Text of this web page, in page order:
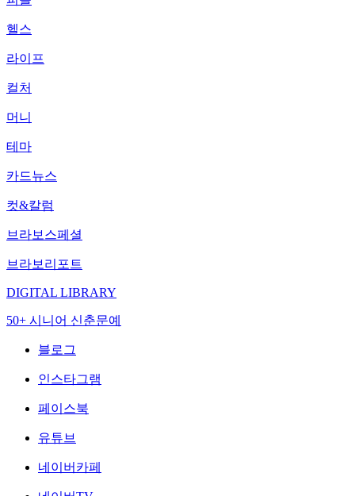
헬스
라이프
컬처
머니
테마
카드뉴스
컷&칼럼
브라보스페셜
브라보리포트
DIGITAL LIBRARY
50+ 시니어 신춘문예
블로그
인스타그램
페이스북
유튜브
네이버카페